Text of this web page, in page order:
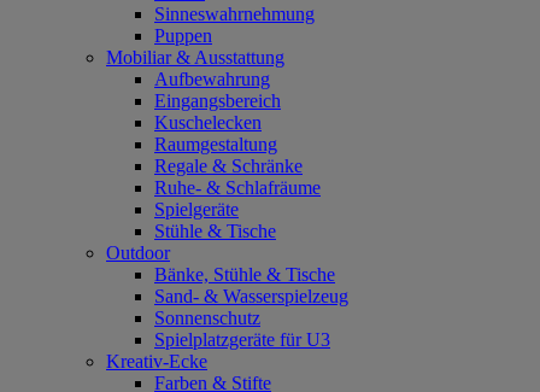
Sinneswahrnehmung
Puppen
Mobiliar & Ausstattung
Aufbewahrung
Eingangsbereich
Kuschelecken
Raumgestaltung
Regale & Schränke
Ruhe- & Schlafräume
Spielgeräte
Stühle & Tische
Outdoor
Bänke, Stühle & Tische
Sand- & Wasserspielzeug
Sonnenschutz
Spielplatzgeräte für U3
Kreativ-Ecke
Farben & Stifte